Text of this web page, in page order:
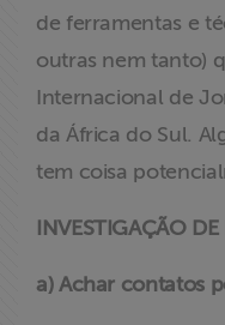
dos
Homenageados
Notícias
Associe-se
Doe para
de ferramentas e
outras nem tanto)
Internacional de
da África do Sul.
tem coisa
INVESTIGAÇÃO DE
a) Achar contatos